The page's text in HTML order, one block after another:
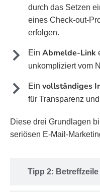
Tipp 2: Betreffzeile
durch das Setzen
eines Check-out-
erfolgen.
EinAbmelde-Link
unkompliziert vom
Einvollständiges
für Transparenz
Diese drei Grundlagen
seriösen E-Mail-